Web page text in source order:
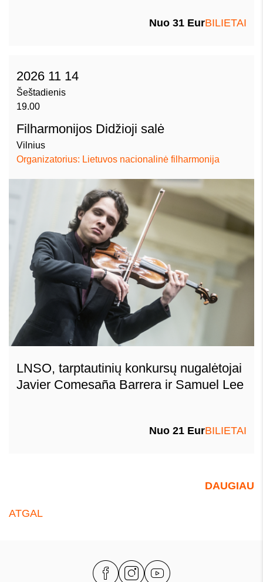
Nuo 31 EurBILIETAI
2026 11 14
Šeštadienis
19.00
Filharmonijos Didžioji salė
Vilnius
Organizatorius: Lietuvos nacionalinė filharmonija
LNSO, tarptautinių konkursų nugalėtojai
Javier Comesaña Barrera ir Samuel Lee
Nuo 21 EurBILIETAI
DAUGIAU
ATGAL